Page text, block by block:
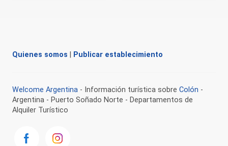
Quienes somos Publicar establecimiento
Welcome Argentina - Información turística sobre Colón -
Argentina - Puerto Soñado Norte - Departamentos de
Alquiler Turístico